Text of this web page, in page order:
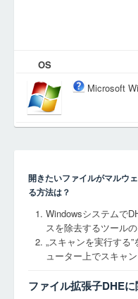
OS
Microsoft
開きたいファイルがマルウ
る方法は？
Windowsシステムで
スを除去するツール
„スキャンを実行する
ューター上でスキャ
ファイル拡張子DHE